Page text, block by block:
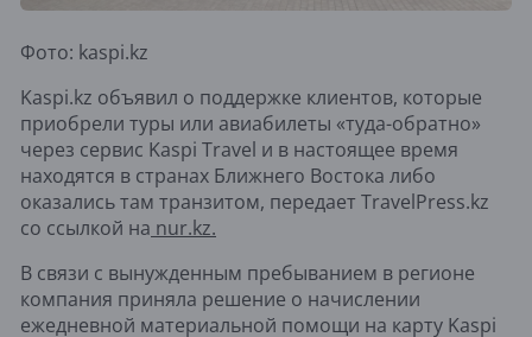
Фото: kaspi.kz
Kaspi.kz объявил о поддержке клиентов, которые
приобрели туры или авиабилеты «туда-обратно»
через сервис Kaspi Travel и в настоящее время
находятся в странах Ближнего Востока либо
оказались там транзитом, передает TravelPress.kz
со ссылкой на nur.kz.
В связи с вынужденным пребыванием в регионе
компания приняла решение о начислении
ежедневной материальной помощи на карту Kaspi